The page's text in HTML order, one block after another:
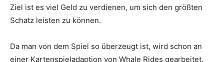
Ziel ist es viel Geld zu verdienen, um sich den größten
Schatz leisten zu können.
Da man von dem Spiel so überzeugt ist, wird schon an
einer Kartenspieladaption von Whale Rides gearbeitet.